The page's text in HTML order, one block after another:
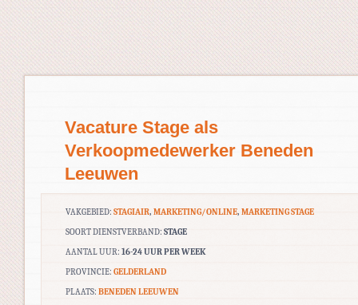
Vacature Stage als
Verkoopmedewerker Beneden
Leeuwen
VAKGEBIED: STAGIAIR, MARKETING/ONLINE, MARKETING STAGE
SOORT DIENSTVERBAND: STAGE
AANTAL UUR: 16-24 UUR PER WEEK
PROVINCIE: GELDERLAND
PLAATS: BENEDEN LEEUWEN